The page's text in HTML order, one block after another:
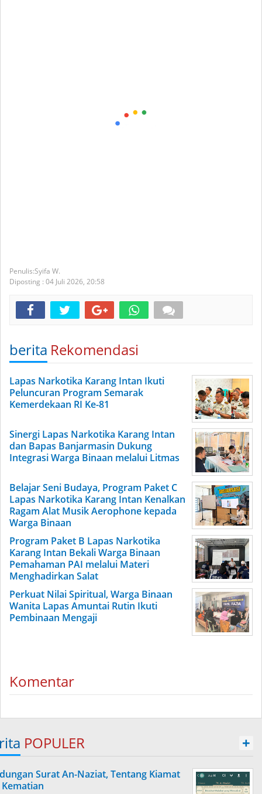
Syifa W.
Diposting : 04 Juli 2026, 20:58
berita Rekomendasi
Lapas Narkotika Karang Intan Ikuti
Peluncuran Program Semarak
Kemerdekaan RI Ke-81
Sinergi Lapas Narkotika Karang Intan
dan Bapas Banjarmasin Dukung
Integrasi Warga Binaan melalui Litmas
Belajar Seni Budaya, Program Paket C
Lapas Narkotika Karang Intan Kenalkan
Ragam Alat Musik Aerophone kepada
Warga Binaan
Program Paket B Lapas Narkotika
Karang Intan Bekali Warga Binaan
Pemahaman PAI melalui Materi
Menghadirkan Salat
Perkuat Nilai Spiritual, Warga Binaan
Wanita Lapas Amuntai Rutin Ikuti
Pembinaan Mengaji
Komentar
POPULER +
Surat An-Naziat, Tentang Kiamat